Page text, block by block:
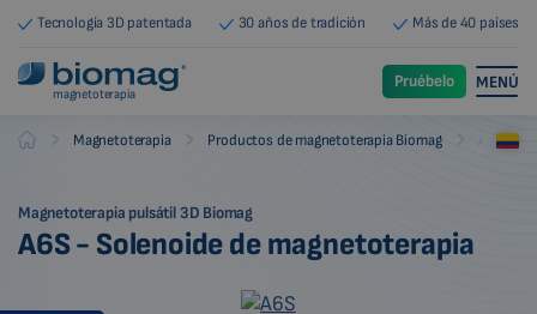
Tecnología 3D patentada 30 años de tradición Más de 40 países
magnetoterapia
Pruébelo MENÚ
Biomag Magnetoterapia Productos de magnetoterapia Biomag
Magnetoterapia pulsátil 3D Biomag
A6S - Solenoide de magnetoterapia